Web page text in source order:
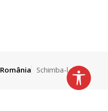
România Schimba-l